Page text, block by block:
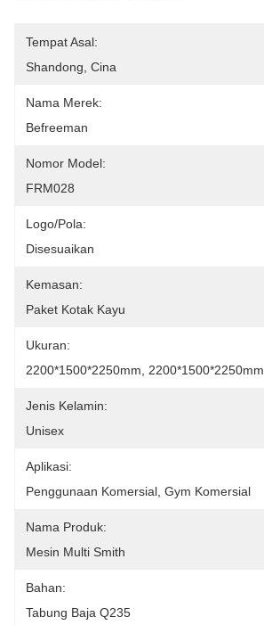
Tempat Asal:
Shandong, Cina
Nama Merek:
Befreeman
Nomor Model:
FRM028
Logo/Pola:
Disesuaikan
Kemasan:
Paket Kotak Kayu
Ukuran:
2200*1500*2250mm, 2200*1500*2250mm
Jenis Kelamin:
Unisex
Aplikasi:
Penggunaan Komersial, Gym Komersial
Nama Produk:
Mesin Multi Smith
Bahan:
Tabung Baja Q235